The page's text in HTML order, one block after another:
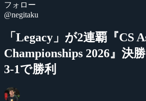
フォロー
@negitaku
「Legacy」が2連覇『CS
Championships 2026』決
3-1で勝利